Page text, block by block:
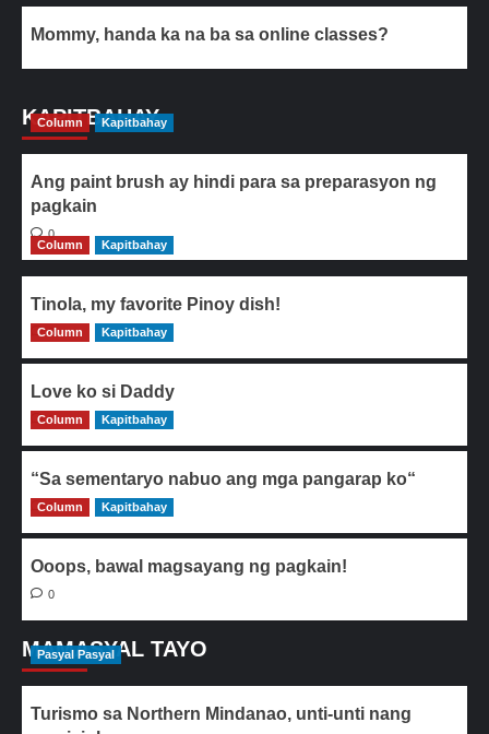
Mommy, handa ka na ba sa online classes?
KAPITBAHAY
Column Kapitbahay
Ang paint brush ay hindi para sa preparasyon ng
pagkain
0
Column
Kapitbahay
Tinola, my favorite Pinoy dish!
0
Column Kapitbahay
Love ko si Daddy
0
Column Kapitbahay
“Sa sementaryo nabuo ang mga pangarap ko“
0
Column Kapitbahay
Ooops, bawal magsayang ng pagkain!
0
MAMASYAL TAYO
Pasyal Pasyal
Turismo sa Northern Mindanao, unti-unti nang